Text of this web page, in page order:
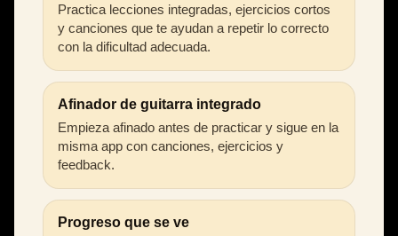
Practica lecciones integradas, ejercicios cortos
y canciones que te ayudan a repetir lo correcto
con la dificultad adecuada.
Afinador de guitarra integrado
Empieza afinado antes de practicar y sigue en la
misma app con canciones, ejercicios y
feedback.
Progreso que se ve